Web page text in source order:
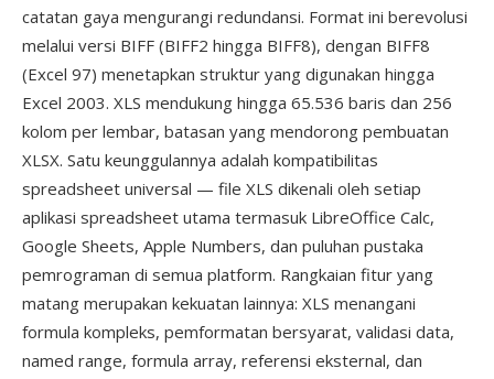
catatan gaya mengurangi redundansi. Format ini berevolusi
melalui versi BIFF (BIFF2 hingga BIFF8), dengan BIFF8
(Excel 97) menetapkan struktur yang digunakan hingga
Excel 2003. XLS mendukung hingga 65.536 baris dan 256
kolom per lembar, batasan yang mendorong pembuatan
XLSX. Satu keunggulannya adalah kompatibilitas
spreadsheet universal — file XLS dikenali oleh setiap
aplikasi spreadsheet utama termasuk LibreOffice Calc,
Google Sheets, Apple Numbers, dan puluhan pustaka
pemrograman di semua platform. Rangkaian fitur yang
matang merupakan kekuatan lainnya: XLS menangani
formula kompleks, pemformatan bersyarat, validasi data,
named range, formula array, referensi eksternal, dan